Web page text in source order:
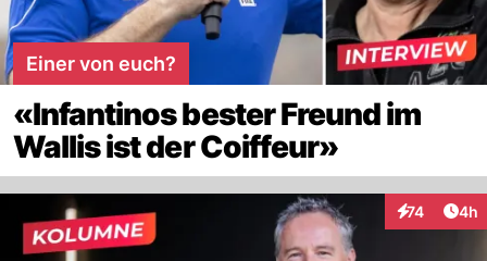
Einer von euch?
«Infantinos bester Freund im
Wallis ist der Coiffeur»
74
Interaktionen
4h